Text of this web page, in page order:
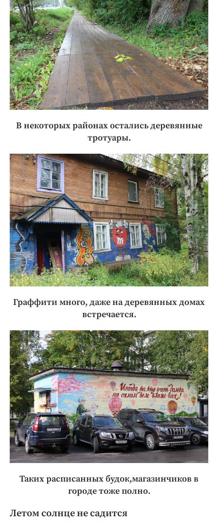
В некоторых районах остались деревянные
тротуары.
Граффити много, даже на деревянных домах
встречается.
Таких расписанных будок,магазинчиков в
городе тоже полно.
Летом солнце не садится